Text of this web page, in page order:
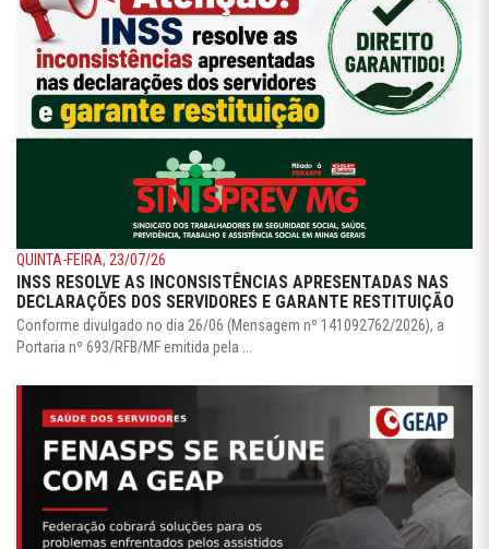
QUINTA-FEIRA, 23/07/26
INSS RESOLVE AS INCONSISTÊNCIAS APRESENTADAS NAS
DECLARAÇÕES DOS SERVIDORES E GARANTE RESTITUIÇÃO
Conforme divulgado no dia 26/06 (Mensagem nº 141092762/2026), a
Portaria nº 693/RFB/MF emitida pela ...